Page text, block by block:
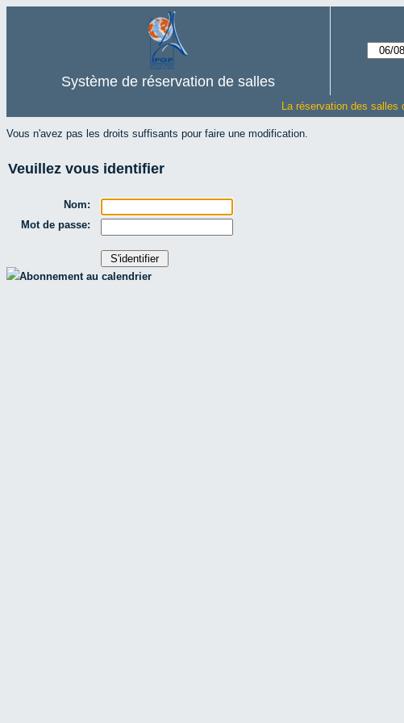
Système de réservation de salles
La réservation des salles
Vous n'avez pas les droits suffisants pour faire une modification.
Veuillez vous identifier
Nom:
Mot de passe:
Abonnement au calendrier